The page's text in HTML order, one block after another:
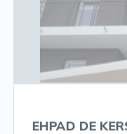
EHPAD DE